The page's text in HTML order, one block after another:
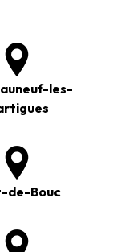
les-
de-Bouc